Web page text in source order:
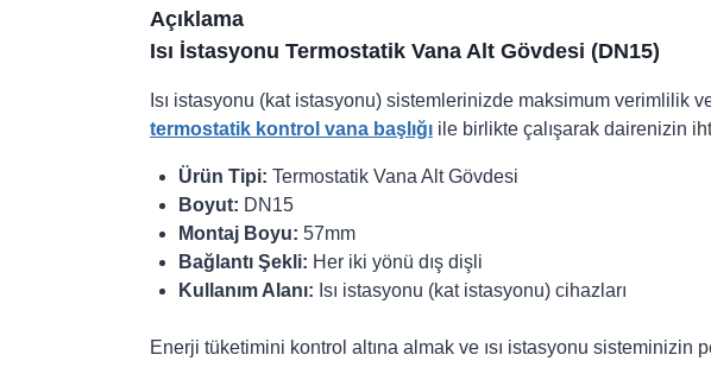
Açıklama
Isı İstasyonu Termostatik Vana Alt Gövdesi (DN15)
Isı istasyonu (kat istasyonu) sistemlerinizde maksimum verimlilik
termostatik kontrol vana başlığı ile birlikte çalışarak dairenizin
Ürün Tipi: Termostatik Vana Alt Gövdesi
Boyut: DN15
Montaj Boyu: 57mm
Bağlantı Şekli: Her iki yönü dış dişli
Kullanım Alanı: Isı istasyonu (kat istasyonu) cihazları
Enerji tüketimini kontrol altına almak ve ısı istasyonu sisteminizin